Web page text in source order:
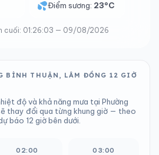
Điểm sương: 23°C
cuối: 01:26:03 — 09/08/2026
BÌNH THUẬN, LÂM ĐỒNG 12 GIỜ
độ và khả năng mưa tại Phường
thay đổi qua từng khung giờ — theo
báo 12 giờ bên dưới.
02:00 03:00